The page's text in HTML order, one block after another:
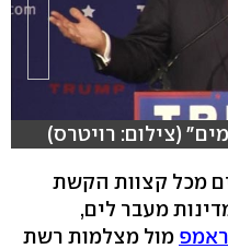
(צילום: רויטרס)
מכל קצוות הקשת
מעבר לים,
מול מצלמות רשת